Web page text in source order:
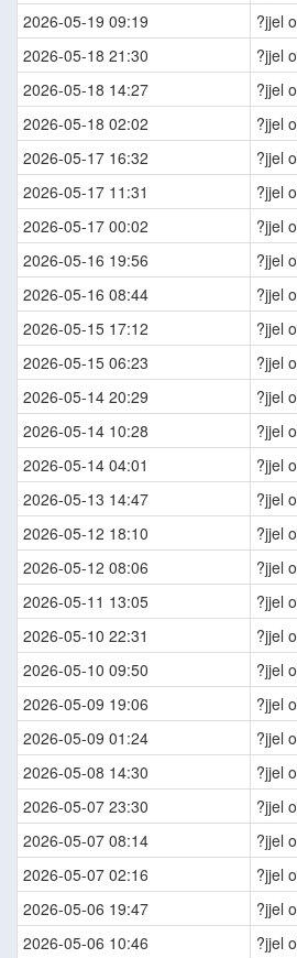
2026-05-19 09:19
?jjel
2026-05-18 21:30
?jjel
2026-05-18 14:27
?jjel
2026-05-18 02:02
?jjel
2026-05-17 16:32
?jjel
2026-05-17 11:31
?jjel
2026-05-17 00:02
?jjel
2026-05-16 19:56
?jjel
2026-05-16 08:44
?jjel
2026-05-15 17:12
?jjel
2026-05-15 06:23
?jjel
2026-05-14 20:29
?jjel
2026-05-14 10:28
?jjel
2026-05-14 04:01
?jjel
2026-05-13 14:47
?jjel
2026-05-12 18:10
?jjel
2026-05-12 08:06
?jjel
2026-05-11 13:05
?jjel
2026-05-10 22:31
?jjel
2026-05-10 09:50
?jjel
2026-05-09 19:06
?jjel
2026-05-09 01:24
?jjel
2026-05-08 14:30
?jjel
2026-05-07 23:30
?jjel
2026-05-07 08:14
?jjel
2026-05-07 02:16
?jjel
2026-05-06 19:47
?jjel
2026-05-06 10:46
?jjel